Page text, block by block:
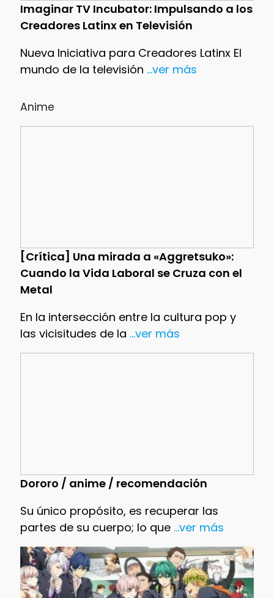
Imaginar TV Incubator: Impulsando a los
Creadores Latinx en Televisión
Nueva Iniciativa para Creadores Latinx El
mundo de la televisión ...ver más
Anime
[Crítica] Una mirada a «Aggretsuko»:
Cuando la Vida Laboral se Cruza con el
Metal
En la intersección entre la cultura pop y
las vicisitudes de la ...ver más
Dororo / anime / recomendación
Su único propósito, es recuperar las
partes de su cuerpo; lo que...ver más